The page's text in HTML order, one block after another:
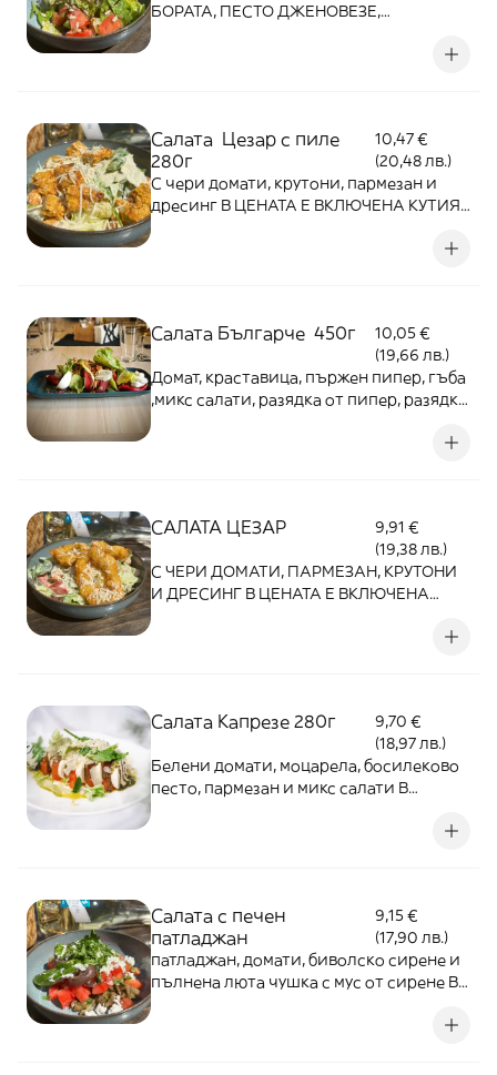
БОРАТА, ПЕСТО ДЖЕНОВЕЗЕ,
Салата Цезар с пиле
280г
10,47 €
(20,48 лв.)
С чери домати, крутони, пармезан и
дресинг В ЦЕНАТА Е ВКЛЮЧЕНА КУТИЯ
Салата Българче 450г
10,05 €
(19,66 лв.)
Домат, краставица, пържен пипер, гъба
,микс салати, разядка от пипер, разядка
САЛАТА ЦЕЗАР
9,91 €
(19,38 лв.)
С ЧЕРИ ДОМАТИ, ПАРМЕЗАН, КРУТОНИ
И ДРЕСИНГ В ЦЕНАТА Е ВКЛЮЧЕНА
Салата Капрезе 280г
9,70 €
(18,97 лв.)
Белени домати, моцарела, босилеково
песто, пармезан и микс салати В
Салата с печен
патладжан
9,15 €
(17,90 лв.)
патладжан, домати, биволско сирене и
пълнена люта чушка с мус от сирене В